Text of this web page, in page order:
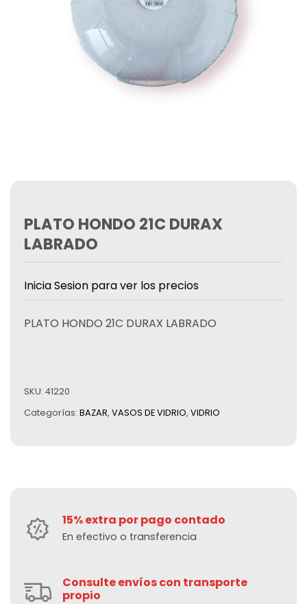
PLATO HONDO 21C DURAX
LABRADO
Inicia Sesion para ver los precios
PLATO HONDO 21C DURAX LABRADO
SKU: 41220
Categorías: BAZAR, VASOS DE VIDRIO, VIDRIO
15% extra por pago contado
En efectivo o transferencia
Consulte envíos con transporte
propio